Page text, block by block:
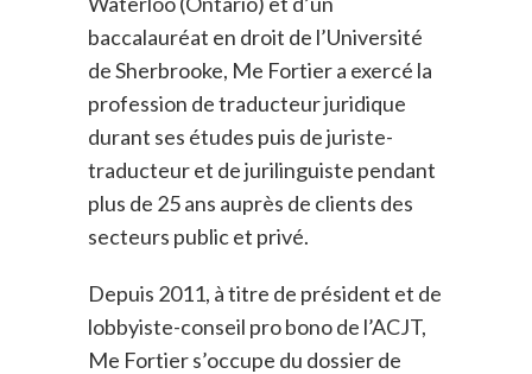
baccalauréat en droit de l’Université
de Sherbrooke, Me Fortier a exercé la
profession de traducteur juridique
durant ses études puis de juriste-
traducteur et de jurilinguiste pendant
plus de 25 ans auprès de clients des
secteurs public et privé.
Depuis 2011, à titre de président et de
lobbyiste-conseil pro bono de l’ACJT,
Me Fortier s’occupe du dossier de